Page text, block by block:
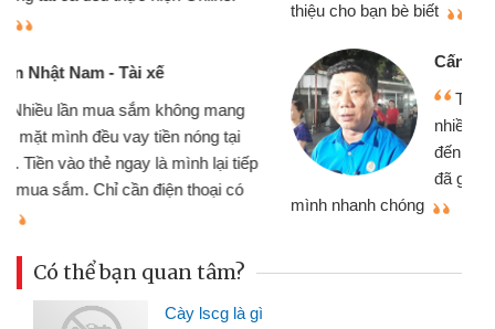
thiệu cho bạn bè biết
Cấn Văn Lực - Tạp hóa
Tôi kinh doanh buôn bán nhỏ lẻ
nhiều lúc cần vốn nhập hàng, nhờ biết
đến website qua bạn bè giới thiệu tôi
đã giải quyết được công việc của
Có thể bạn quan tâm?
Cày lscg là gì